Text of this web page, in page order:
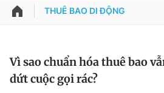
QUẢNG CÁO ĐẶT BÁO
Thông tin tài khoản
Đổi mật khẩu
THUÊ BAO DI ĐỘNG
Vì sao chuẩn hóa thuê bao
dứt cuộc gọi rác?